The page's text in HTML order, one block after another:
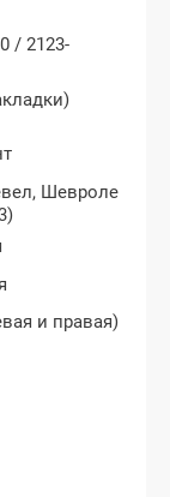
/ 2123-
Шевроле
и правая)